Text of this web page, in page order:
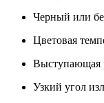
Черный или
Цветовая
Выступающая
Узкий угол